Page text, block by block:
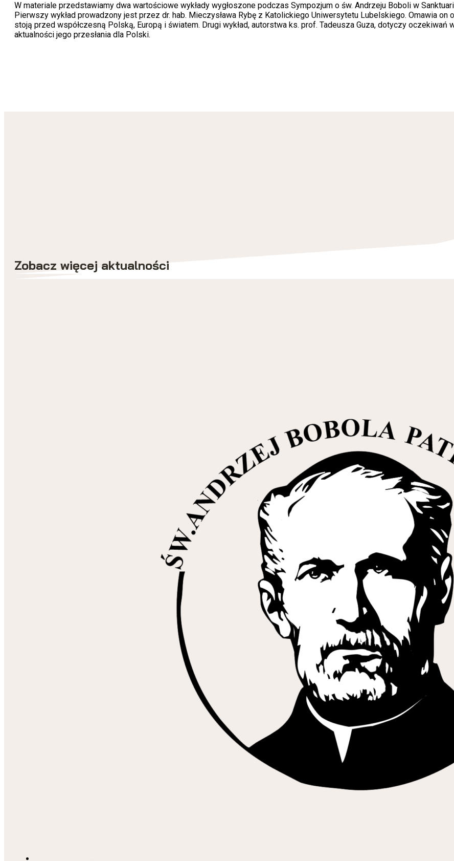
W materiale przedstawiamy dwa wartościowe wykłady wygłoszone podczas Sympozjum o św. Andrzeju Boboli w
Pierwszy wykład prowadzony jest przez dr. hab. Mieczysława Rybę z Katolickiego Uniwersytetu Lubelskiego. Omawia
stoją przed współczesną Polską, Europą i światem. Drugi wykład, autorstwa ks. prof. Tadeusza Guza, dotyczy oczekiwań
aktualności jego przesłania dla Polski.
Zobacz więcej aktualności